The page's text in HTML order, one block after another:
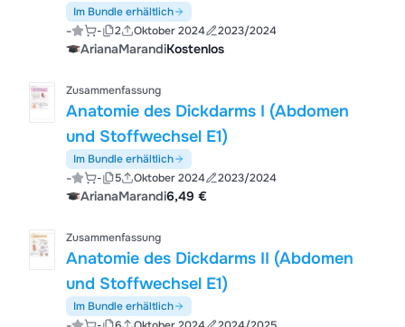
Im Bundle erhältlich
- - 2 Oktober 2024 2023/2024
ArianaMarandiKostenlos
Zusammenfassung
Anatomie des Dickdarms I (Abdomen
und Stoffwechsel E1)
Im Bundle erhältlich
- - 5 Oktober 2024 2023/2024
ArianaMarandi6,49 €
Zusammenfassung
Anatomie des Dickdarms II (Abdomen
und Stoffwechsel E1)
Im Bundle erhältlich